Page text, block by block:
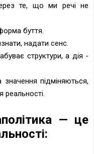
те, що ми речі не
буття.
надати сенс.
структури, а дія -
підміняються,
реальності.
— це